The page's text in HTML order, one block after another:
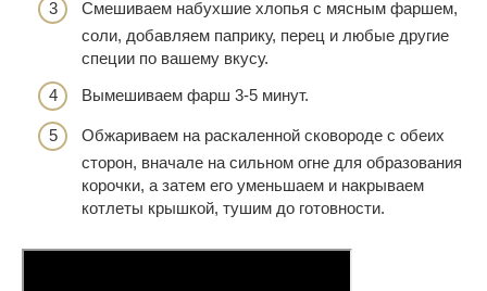
Смешиваем набухшие хлопья с мясным фаршем,
соли, добавляем паприку, перец и любые другие
специи по вашему вкусу.
Вымешиваем фарш 3-5 минут.
Обжариваем на раскаленной сковороде с обеих
сторон, вначале на сильном огне для образования
корочки, а затем его уменьшаем и накрываем
котлеты крышкой, тушим до готовности.